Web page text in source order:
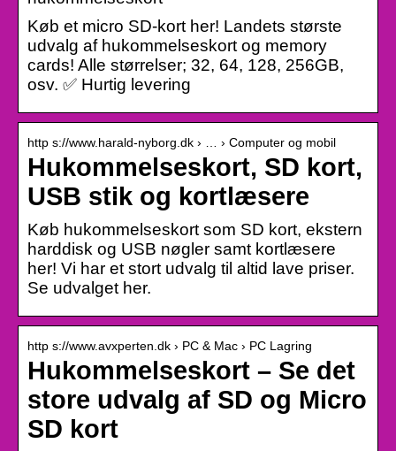
Køb et micro SD-kort her! Landets største
udvalg af hukommelseskort og memory
cards! Alle størrelser; 32, 64, 128, 256GB,
osv. ✅ Hurtig levering
http s://www.harald-nyborg.dk › … › Computer og mobil
Hukommelseskort, SD kort,
USB stik og kortlæsere
Køb hukommelseskort som SD kort, ekstern
harddisk og USB nøgler samt kortlæsere
her! Vi har et stort udvalg til altid lave priser.
Se udvalget her.
http s://www.avxperten.dk › PC & Mac › PC Lagring
Hukommelseskort – Se det
store udvalg af SD og Micro
SD kort